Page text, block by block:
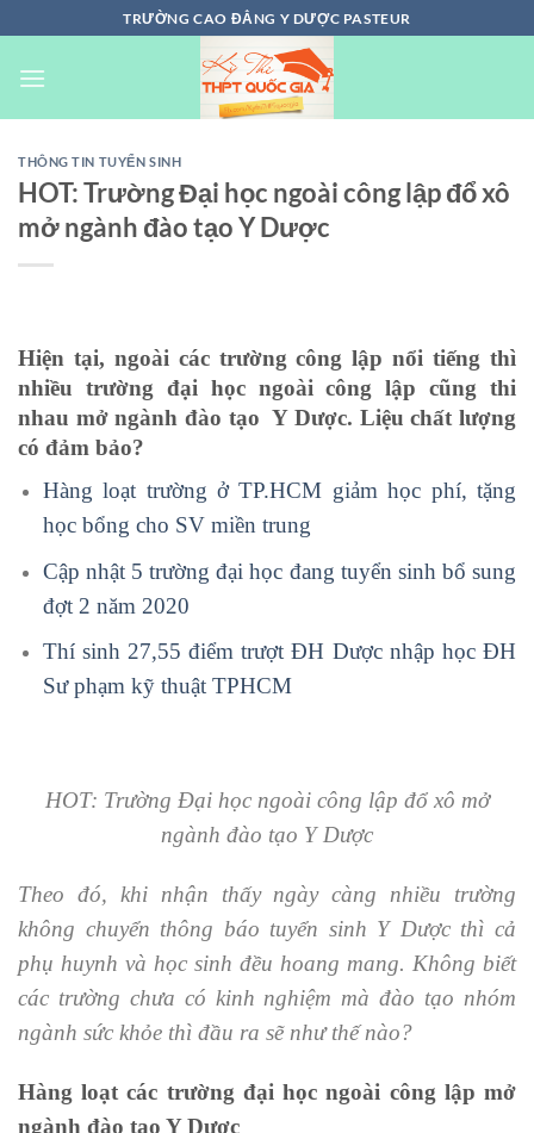
đến
nội
TRƯỜNG CAO ĐẲNG Y DƯỢC PASTEUR
THÔNG TIN TUYỂN SINH
HOT: Trường Đại học ngoài công lập đổ xô
mở ngành đào tạo Y Dược
Hiện tại, ngoài các trường công lập nổi tiếng thì
nhiều trường đại học ngoài công lập cũng thi
nhau mở ngành đào tạo Y Dược. Liệu chất lượng
có đảm bảo?
Hàng loạt trường ở TP.HCM giảm học phí, tặng
học bổng cho SV miền trung
Cập nhật 5 trường đại học đang tuyển sinh bổ sung
đợt 2 năm 2020
Thí sinh 27,55 điểm trượt ĐH Dược nhập học ĐH
Sư phạm kỹ thuật TPHCM
HOT: Trường Đại học ngoài công lập đổ xô mở
ngành đào tạo Y Dược
Theo đó, khi nhận thấy ngày càng nhiều trường
không chuyển thông báo tuyển sinh Y Dược thì cả
phụ huynh và học sinh đều hoang mang. Không biết
các trường chưa có kinh nghiệm mà đào tạo nhóm
ngành sức khỏe thì đầu ra sẽ như thế nào?
Hàng loạt các trường đại học ngoài công lập mở
ngành đào tạo Y Dược